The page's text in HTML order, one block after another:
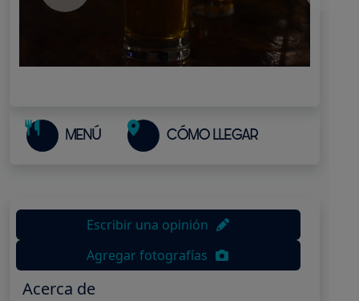
MENÚ CÓMO LLEGAR
Escribir una opinión
Agregar fotografías
Acerca de